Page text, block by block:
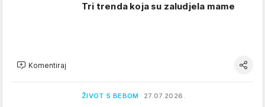
Tri trenda koja su zaludjela mame
Komentiraj
ŽIVOT S BEBOM 27.07.2026.